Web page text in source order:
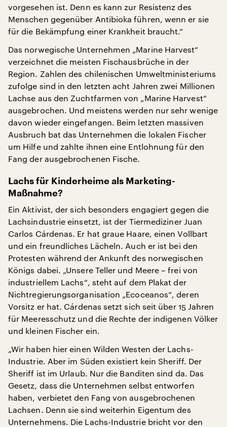
vorgesehen ist. Denn es kann zur Resistenz des
Menschen gegenüber Antibioka führen, wenn er sie
für die Bekämpfung einer Krankheit braucht.“
Das norwegische Unternehmen „Marine Harvest“
verzeichnet die meisten Fischausbrüche in der
Region. Zahlen des chilenischen Umweltministeriums
zufolge sind in den letzten acht Jahren zwei Millionen
Lachse aus den Zuchtfarmen von „Marine Harvest“
ausgebrochen. Und meistens werden nur sehr wenige
davon wieder eingefangen. Beim letzten massiven
Ausbruch bat das Unternehmen die lokalen Fischer
um Hilfe und zahlte ihnen eine Entlohnung für den
Fang der ausgebrochenen Fische.
Lachs für Kinderheime als Marketing-
Maßnahme?
Ein Aktivist, der sich besonders engagiert gegen die
Lachsindustrie einsetzt, ist der Tiermediziner Juan
Carlos Cárdenas. Er hat graue Haare, einen Vollbart
und ein freundliches Lächeln. Auch er ist bei den
Protesten während der Ankunft des norwegischen
Königs dabei. „Unsere Teller und Meere – frei von
industriellem Lachs“, steht auf dem Plakat der
Nichtregierungsorganisation „Ecoceanos“, deren
Vorsitz er hat. Cárdenas setzt sich seit über 15 Jahren
für Meeresschutz und die Rechte der indigenen Völker
und kleinen Fischer ein.
„Wir haben hier einen Wilden Westen der Lachs-
Industrie. Aber im Süden existiert kein Sheriff. Der
Sheriff ist im Urlaub. Nur die Banditen sind da. Das
Gesetz, dass die Unternehmen selbst entworfen
haben, verbietet den Fang von ausgebrochenen
Lachsen. Denn sie sind weiterhin Eigentum des
Unternehmens. Die Lachs-Industrie bricht vor den